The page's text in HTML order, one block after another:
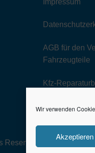
Wir verwenden
Akzeptieren
AGB für den
Fahrzeugteile
Kfz-